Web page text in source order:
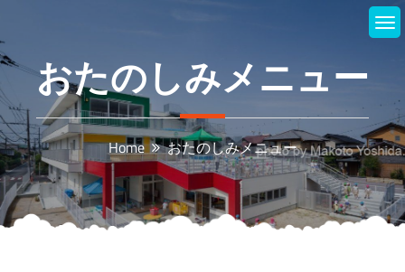
contentおたのしみメニュー
Home おたのしみメニュー